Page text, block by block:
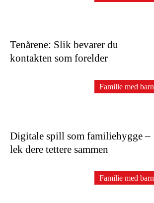
Tenårene: Slik bevarer du
kontakten som forelder
Digitale spill som familiehygge –
lek dere tettere sammen
Familie med barn
Familie med barn